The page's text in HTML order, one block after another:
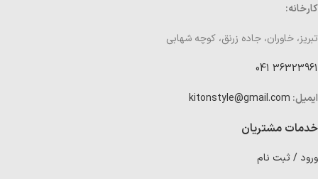
کارخانه:
تبریز، خاوران، جاده زرنق، کوچه شهابی
36323961 041
ایمیل: kitonstyle@gmail.com
خدمات مشتریان
ورود / ثبت نام